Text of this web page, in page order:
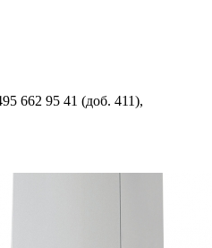
662 95 41 (доб. 411),